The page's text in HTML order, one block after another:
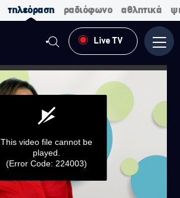
τηλεόραση ραδιόφωνο αθλητικά
Live TV
This video file cannot be
played.
(Error Code: 224003)